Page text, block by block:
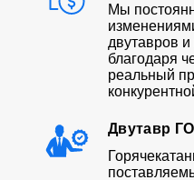
Мы
двутавров
благодаря
реальный
Двутавр